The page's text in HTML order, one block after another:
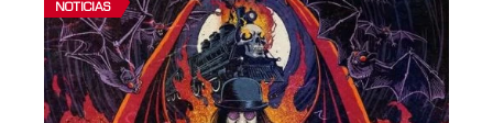
NOTICIAS